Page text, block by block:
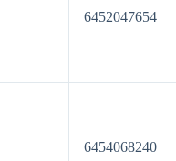
6452047654
6454068240